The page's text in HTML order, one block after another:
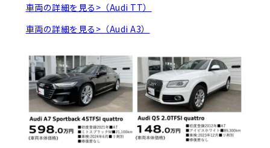
車両の詳細を見る>（Audi TT）
車両の詳細を見る>（Audi A3）